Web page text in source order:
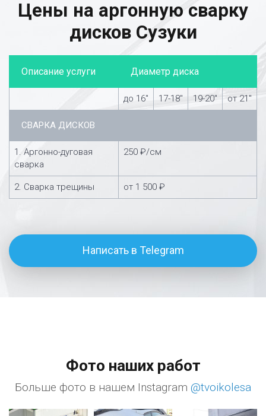
Цены на аргонную сварку
дисков Сузуки
Описание услуги Диаметр диска
до 16″ 17-18″ 19-20″ от 21″
СВАРКА ДИСКОВ
1. Аргонно-дуговая
сварка
250 ₽/см
2. Сварка трещины от 1 500 ₽
Написать в Telegram
Фото наших работ
Больше фото в нашем Instagram @tvoikolesa